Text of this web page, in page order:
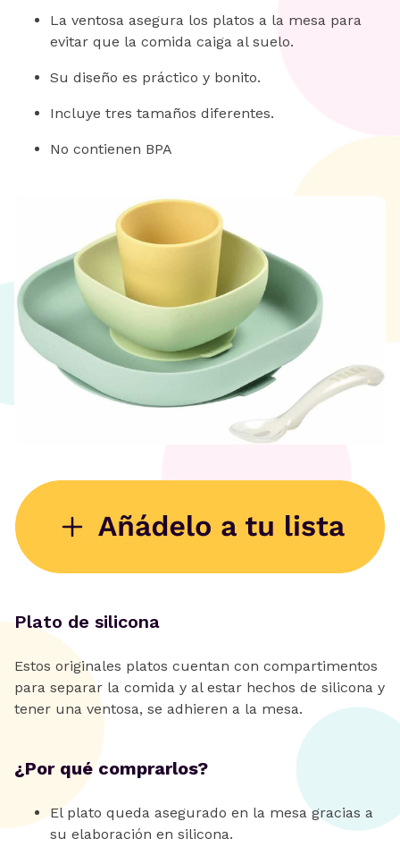
La ventosa asegura los platos a la mesa para
evitar que la comida caiga al suelo.
Su diseño es práctico y bonito.
Incluye tres tamaños diferentes.
No contienen BPA
Plato de silicona
Estos originales platos cuentan con compartimentos
para separar la comida y al estar hechos de silicona y
tener una ventosa, se adhieren a la mesa.
¿Por qué comprarlos?
El plato queda asegurado en la mesa gracias a
su elaboración en silicona.